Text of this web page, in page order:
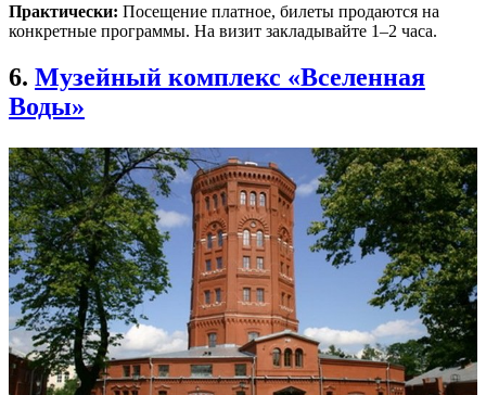
Практически: Посещение платное, билеты продаются на
конкретные программы. На визит закладывайте 1–2 часа.
6. Музейный комплекс «Вселенная
Воды»